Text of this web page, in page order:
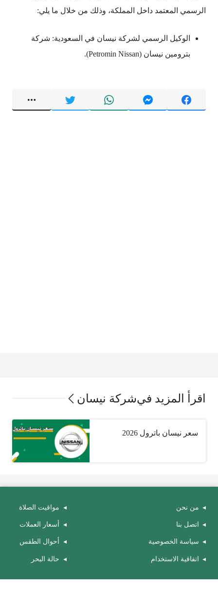
الرسمي المعتمد داخل المملكة، وذلك من خلال ما يلي:
الوكيل الرسمي لشركة نيسان في السعودية: شركة
بترومين نيسان (Petromin Nissan).
اقرأ المزيد فيشركة نيسان
سعر نيسان باترول 2026
من نحن
اتصل بنا
سياسة الخصوصية
اتفاقية الاستخدام
مواقيت الصلاة
أسعار العملات
أحوال الطقس
حالة البحر